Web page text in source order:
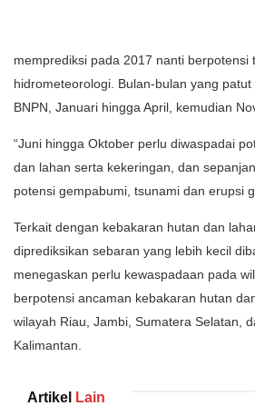
memprediksi pada 2017 nanti berpotensi
hidrometeorologi. Bulan-bulan yang
BNPN, Januari hingga April, kemudian
“Juni hingga Oktober perlu diwaspadai
dan lahan serta kekeringan, dan
potensi gempabumi, tsunami dan erupsi
Terkait dengan kebakaran hutan dan
diprediksikan sebaran yang lebih kecil
menegaskan perlu kewaspadaan pada
berpotensi ancaman kebakaran hutan
wilayah Riau, Jambi, Sumatera Selatan,
Kalimantan.
Artikel Lain